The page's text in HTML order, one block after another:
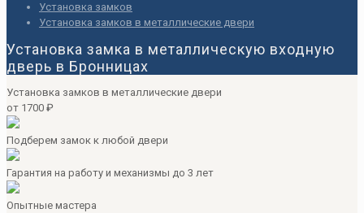
Установка замков
Установка замков в металлические двери
Установка замка в металлическую входную
дверь в Бронницах
Установка замков в металлические двери
от 1700 ₽
Подберем замок к любой двери
Гарантия на работу и механизмы до 3 лет
Опытные мастера